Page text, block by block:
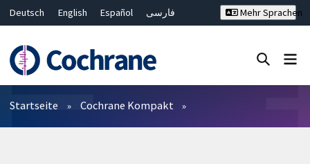
Deutsch English Español
فارسی
Bahasa Malaysia
ไทย
繁體中文
简体中文
Mehr Sprachen
Filter
Startseite Cochrane Kompakt